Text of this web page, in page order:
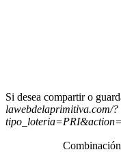
Si desea compartir o
lawebdelaprimitiva.com/?